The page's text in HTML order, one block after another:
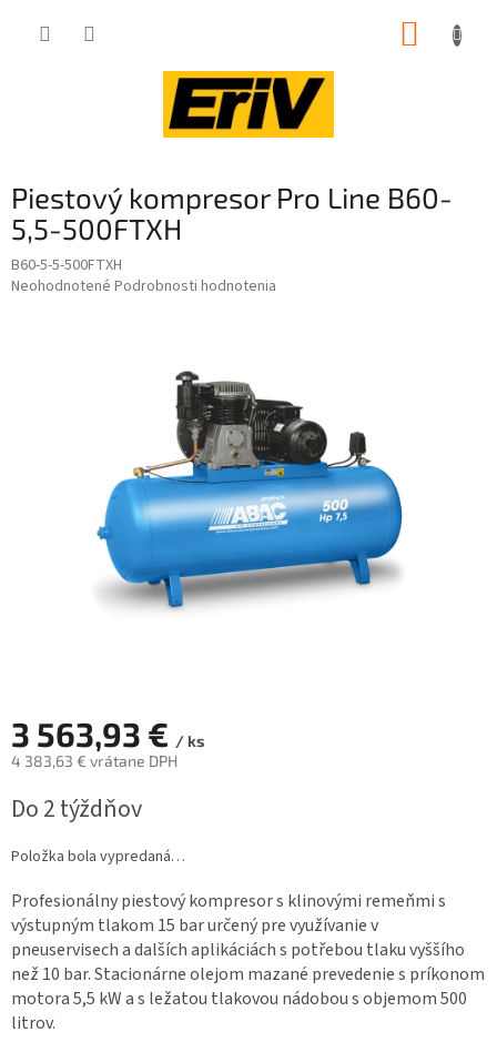
Piestový kompresor Pro Line B60-
5,5-500FTXH
B60-5-5-500FTXH
Priemerné
Neohodnotené Podrobnosti hodnotenia
3 563,93 € / ks
4 383,63 € vrátane DPH
cena:
Do 2 týždňov
Položka bola vypredaná…
Profesionálny piestový kompresor s klinovými remeňmi s
výstupným tlakom 15 bar určený pre využívanie v
pneuservisech a dalších aplikáciách s potřebou tlaku vyššího
než 10 bar. Stacionárne olejom mazané prevedenie s príkonom
motora 5,5 kW a s ležatou tlakovou nádobou s objemom 500
litrov.